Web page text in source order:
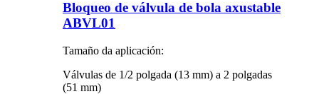
Bloqueo de válvula de bola axustable
ABVL01
Tamaño da aplicación:
Válvulas de 1/2 polgada (13 mm) a 2 polgadas
(51 mm)